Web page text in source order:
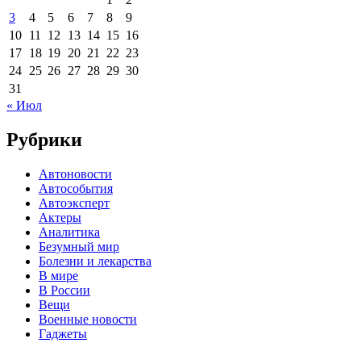
3
4 5 6 7 8
9
10 11 12 13 14 15 16
17 18 19 20 21 22 23
24 25 26 27 28 29 30
31
« Июл
Рубрики
Автоновости
Автособытия
Автоэксперт
Актеры
Аналитика
Безумный мир
Болезни и лекарства
В мире
В России
Вещи
Военные новости
Гаджеты